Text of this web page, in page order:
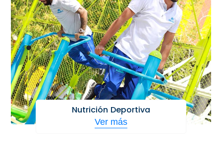
Nutrición Deportiva
Ver más